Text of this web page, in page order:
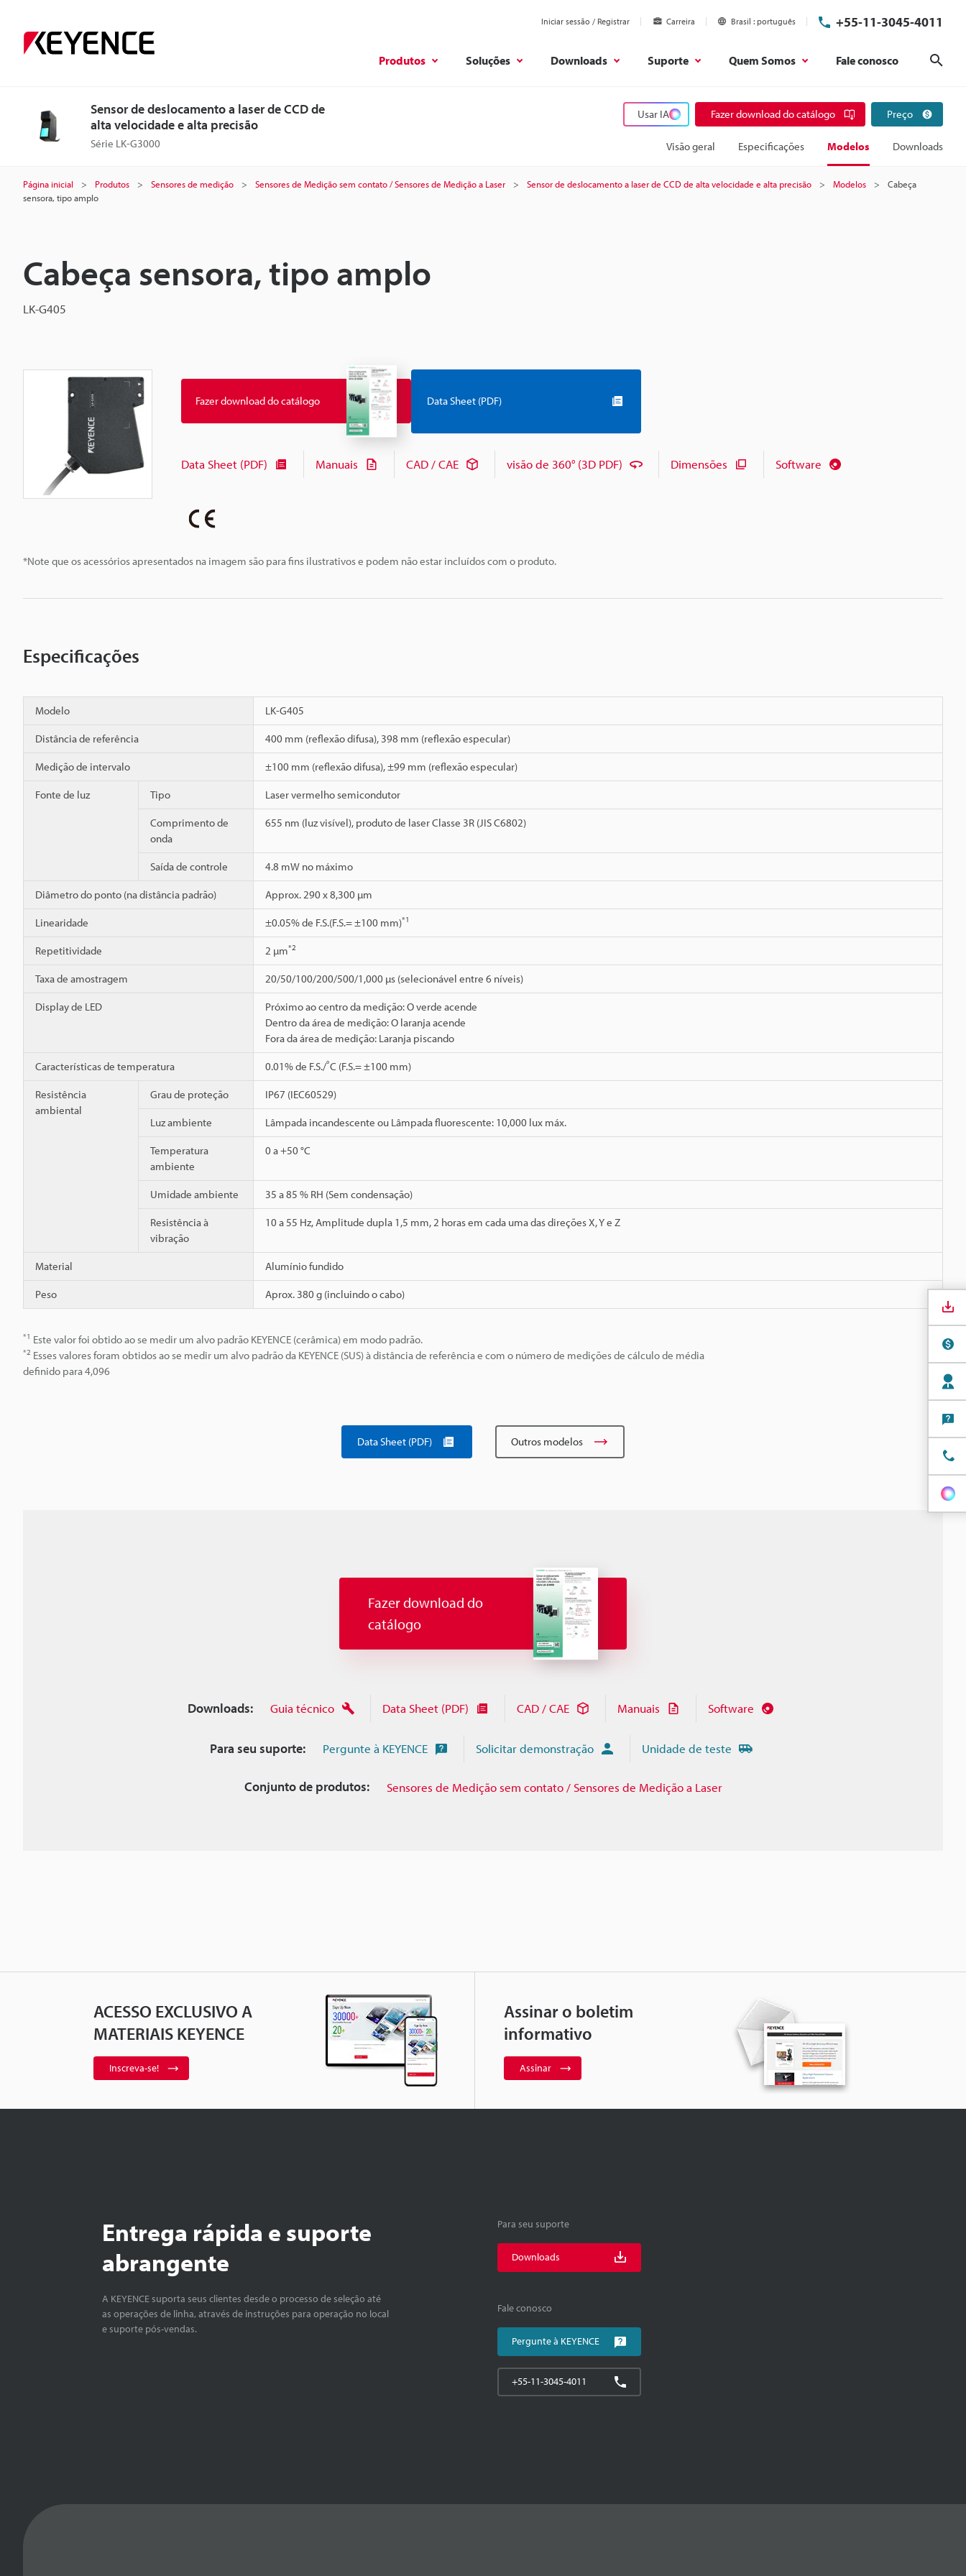
Iniciar sessão / Registrar Carreira Brasil português +55-11-3045-4011
Produtos Soluções Downloads Suporte Quem Somos Fale conosco
Sensor de deslocamento a laser de CCD de
alta velocidade e alta precisão
Série LK-G3000
Usar IA Fazer download do catálogo Preço
Visão geral Especificações Modelos Downloads
Página inicial Produtos Sensores de medição Sensores de Medição sem contato / Sensores de Medição a Laser Sensor de deslocamento a laser de CCD de alta velocidade e alta precisão Modelos
Cabeça
sensora, tipo amplo
Cabeça sensora, tipo amplo
LK-G405
*Note que os acessórios apresentados na imagem são para fins ilustrativos e podem não estar incluídos com o produto.
Fazer download do catálogo Data Sheet (PDF)
Data Sheet (PDF) Manuais CAD / CAE visão de 360° (3D PDF) Dimensões Software
Especificações
Modelo LK-G405
Distância de referência 400 mm (reflexão difusa), 398 mm (reflexão especular)
Medição de intervalo ±100 mm (reflexão difusa), ±99 mm (reflexão especular)
Fonte de luz Tipo Laser vermelho semicondutor
Comprimento de
onda
655 nm (luz visível), produto de laser Classe 3R (JIS C6802)
Saída de controle 4.8 mW no máximo
Diâmetro do ponto (na distância padrão) Approx. 290 x 8,300 µm
Linearidade ±0.05% de F.S.(F.S.= ±100 mm)*1
Repetitividade 2 µm*2
Taxa de amostragem 20/50/100/200/500/1,000 µs (selecionável entre 6 níveis)
Display de LED
Próximo ao centro da medição: O verde acende
Dentro da área de medição: O laranja acende
Fora da área de medição: Laranja piscando
Características de temperatura 0.01% de F.S./˚C (F.S.= ±100 mm)
Resistência
ambiental
Grau de proteção IP67 (IEC60529)
Luz ambiente Lâmpada incandescente ou Lâmpada fluorescente: 10,000 lux máx.
Temperatura
ambiente
0 a +50 °C
Umidade ambiente 35 a 85 % RH (Sem condensação)
Resistência à
vibração
10 a 55 Hz, Amplitude dupla 1,5 mm, 2 horas em cada uma das direções X, Y e Z
Material Alumínio fundido
Peso Aprox. 380 g (incluindo o cabo)
*1 Este valor foi obtido ao se medir um alvo padrão KEYENCE (cerâmica) em modo padrão.
*2 Esses valores foram obtidos ao se medir um alvo padrão da KEYENCE (SUS) à distância de referência e com o número de medições de cálculo de média
definido para 4,096
Data Sheet (PDF) Outros modelos
Fazer download do
catálogo
Downloads: Guia técnico Data Sheet (PDF) CAD / CAE Manuais Software
Para seu suporte: Pergunte à KEYENCE Solicitar demonstração Unidade de teste
Conjunto de produtos: Sensores de Medição sem contato / Sensores de Medição a Laser
ACESSO EXCLUSIVO A
MATERIAIS KEYENCE
Inscreva-se!
Assinar o boletim
informativo
Assinar
Entrega rápida e suporte
abrangente
A KEYENCE suporta seus clientes desde o processo de seleção até
as operações de linha, através de instruções para operação no local
e suporte pós-vendas.
Para seu suporte
Downloads
Fale conosco
Pergunte à KEYENCE
+55-11-3045-4011